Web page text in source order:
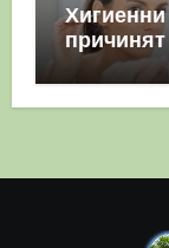
полза